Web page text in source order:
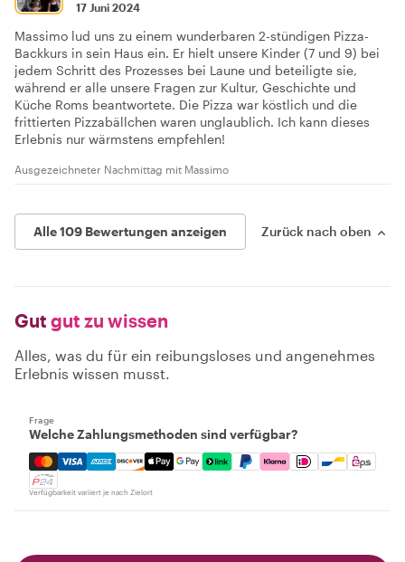
17 Juni 2024
Massimo lud uns zu einem wunderbaren 2-stündigen Pizza-
Backkurs in sein Haus ein. Er hielt unsere Kinder (7 und 9) bei
jedem Schritt des Prozesses bei Laune und beteiligte sie,
während er alle unsere Fragen zur Kultur, Geschichte und
Küche Roms beantwortete. Die Pizza war köstlich und die
frittierten Pizzabällchen waren unglaublich. Ich kann dieses
Erlebnis nur wärmstens empfehlen!
Ausgezeichneter Nachmittag mit Massimo
Alle 109 Bewertungen anzeigen Zurück nach oben
Gut gut zu wissen
Alles, was du für ein reibungsloses und angenehmes
Erlebnis wissen musst.
Frage
Welche Zahlungsmethoden sind verfügbar?
Mastercard, Visa, Amex, Discover, Apple Pay, Google
Verfügbarkeit variiert je nach Zielort